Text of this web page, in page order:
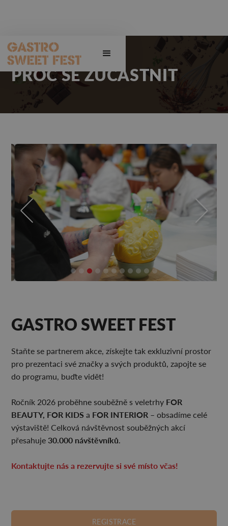
PROČ SE ZÚČASTNIT
GASTRO SWEET FEST
Staňte se partnerem akce, získejte tak exkluzivní prostor
pro prezentaci své značky a svých produktů, zapojte se
do programu, buďte vidět!
Ročník 2026 proběhne souběžně s veletrhy FOR
BEAUTY, FOR KIDSa FOR INTERIOR – obsadíme celé
výstaviště! Celková návštěvnost souběžných akcí
přesahuje30.000 návštěvníků.
Kontaktujte nás a rezervujte si své místo včas!
REGISTRACE